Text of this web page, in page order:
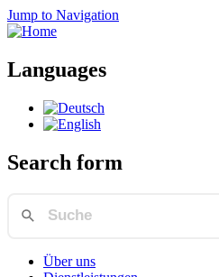
Jump to Navigation
Languages
Search form
Über uns